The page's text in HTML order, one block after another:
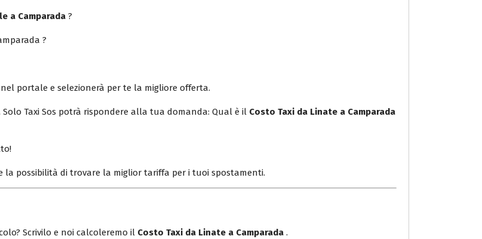
a Camparada ?
?
portale e selezionerà per te la migliore offerta.
Taxi Sos potrà rispondere alla tua domanda: Qual è il Costo Taxi da Linate a Camparada
la possibilità di trovare la miglior tariffa per i tuoi spostamenti.
Scrivilo e noi calcoleremo il Costo Taxi da Linate a Camparada .